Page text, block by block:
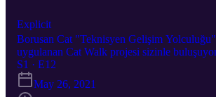
Explicit
Borusan Cat "Teknisyen Gelişim Yolculuğu"
uygulanan Cat Walk projesi sizinle
bölümümüzün konuğu Ankara CRC Güç
Muhammed Ali Aksu. Kariyer yolculukları
bilgileri kendilerinden dinliyor, bu süreçte
S1 · E12
May 26, 2021